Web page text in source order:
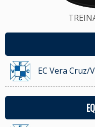
EC Vera Cruz/